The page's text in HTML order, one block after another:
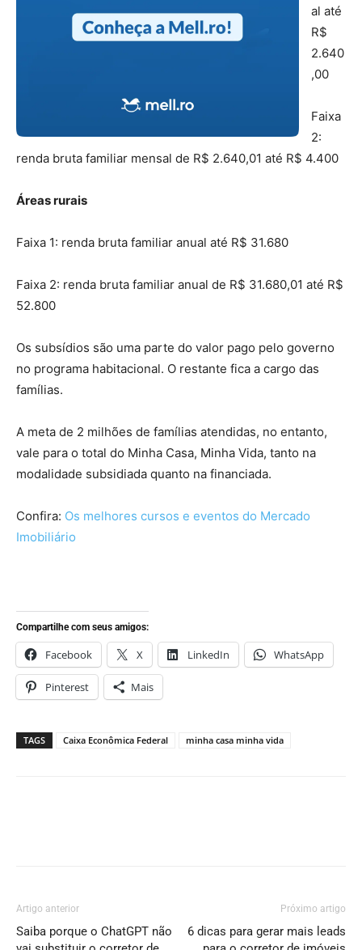
al até
R$
2.640
,00
Faixa
2:
renda bruta familiar mensal de R$ 2.640,01 até R$ 4.400
Áreas rurais
Faixa 1: renda bruta familiar anual até R$ 31.680
Faixa 2: renda bruta familiar anual de R$ 31.680,01 até R$
52.800
Os subsídios são uma parte do valor pago pelo governo
no programa habitacional. O restante fica a cargo das
famílias.
A meta de 2 milhões de famílias atendidas, no entanto,
vale para o total do Minha Casa, Minha Vida, tanto na
modalidade subsidiada quanto na financiada.
Confira: Os melhores cursos e eventos do Mercado
Imobiliário
Compartilhe com seus amigos:
Facebook X LinkedIn WhatsApp
Pinterest Mais
TAGS Caixa Econômica Federal minha casa minha vida
Artigo anterior
Saiba porque o ChatGPT não
Próximo artigo
6 dicas para gerar mais leads